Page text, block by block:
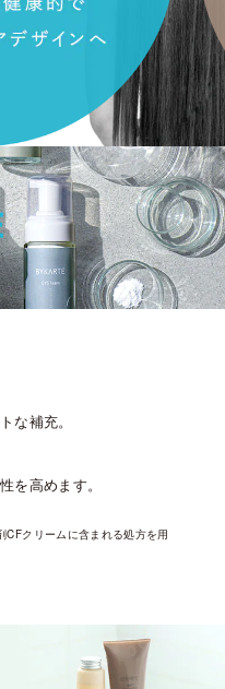
な補充。
を高めます。
クリームに含まれる処方を用